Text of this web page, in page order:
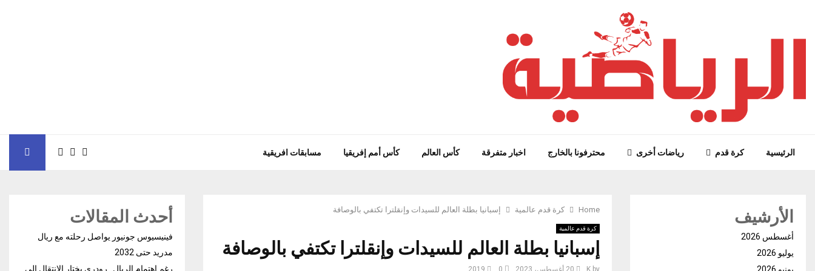
الرئيسية كرة قدم رياضات أخرى محترفونا بالخارج اخبار متفرقة كأس العالم كأس أمم إفريقيا مسابقات افريقية
Home كرة قدم عالمية إسبانيا بطلة العالم للسيدات وإنقلترا تكتفي بالوصافة
كرة قدم عالمية
إسبانيا بطلة العالم للسيدات وإنقلترا تكتفي بالوصافة
by
K 20 أغسطس، 2023 0
2019
الأرشيف
أغسطس 2026
يوليو 2026
يونيو 2026
أحدث المقالات
فينيسيوس جونيور يواصل رحلته مع ريال
مدريد حتى 2032
رغم إهتمام الريال.. رودري يختار الإنتقال إلى